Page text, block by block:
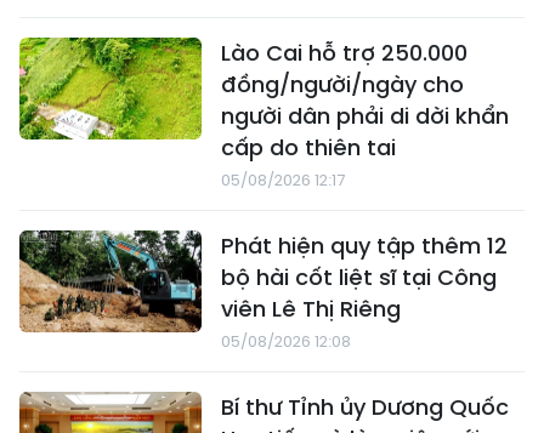
Lào Cai hỗ trợ 250.000
đồng/người/ngày cho
người dân phải di dời khẩn
cấp do thiên tai
05/08/2026 12:17
Phát hiện quy tập thêm 12
bộ hài cốt liệt sĩ tại Công
viên Lê Thị Riêng
05/08/2026 12:08
Bí thư Tỉnh ủy Dương Quốc